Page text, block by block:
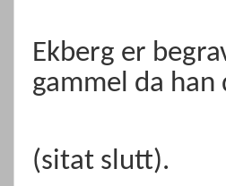
Ekberg er
gammel da han
(sitat slutt).